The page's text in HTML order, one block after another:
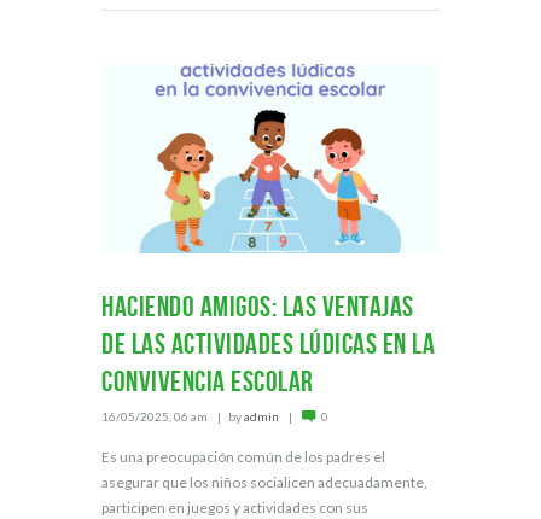
Haciendo amigos: las ventajas
de las actividades lúdicas en la
convivencia escolar
16/05/2025, 06 am byadmin 0
Es una preocupación común de los padres el
asegurar que los niños socialicen adecuadamente,
participen en juegos y actividades con sus